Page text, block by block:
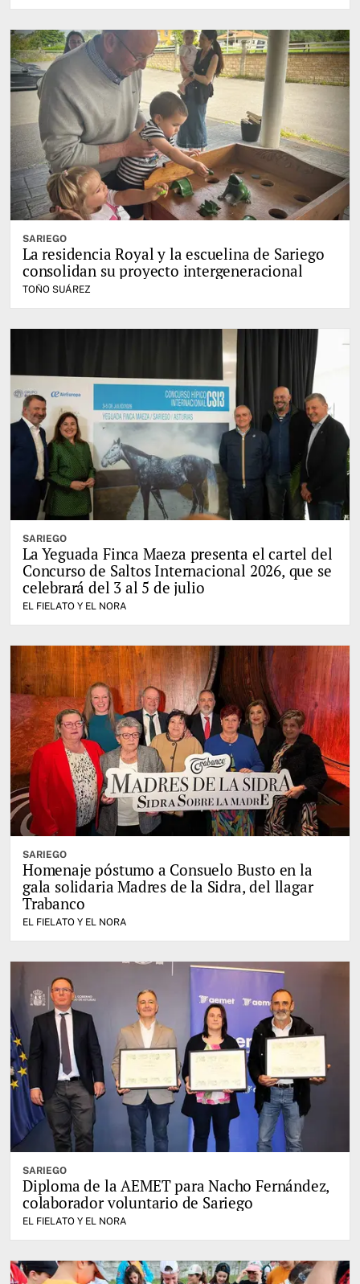
SARIEGO
La residencia Royal y la escuelina de Sariego
consolidan su proyecto intergeneracional
TOÑO SUÁREZ
SARIEGO
La Yeguada Finca Maeza presenta el cartel del
Concurso de Saltos Internacional 2026, que se
celebrará del 3 al 5 de julio
EL FIELATO Y EL NORA
SARIEGO
Homenaje póstumo a Consuelo Busto en la
gala solidaria Madres de la Sidra, del llagar
Trabanco
EL FIELATO Y EL NORA
SARIEGO
Diploma de la AEMET para Nacho Fernández,
colaborador voluntario de Sariego
EL FIELATO Y EL NORA